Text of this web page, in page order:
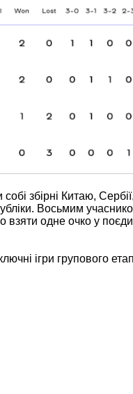
збірні Китаю,
Восьмим
взяти одне очко у
ігри групового